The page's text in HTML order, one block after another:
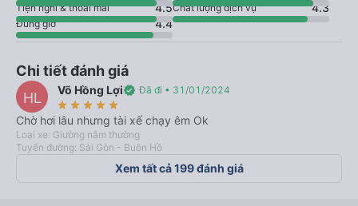
Tiện nghi & thoải mái 4.5Chất lượng dịch vụ 4.3
Đúng giờ 4.4
Chi tiết đánh giá
HL Võ Hồng Lợiverified Đã đi • 31/01/2024
star_rate star_rate star_rate star_rate star_rate
Chờ hơi lâu nhưng tài xế chạy êm Ok
Loại xe: Giường nằm thường
Tuyến đường: Sài Gòn - Buôn Hồ
Xem tất cả 199 đánh giá